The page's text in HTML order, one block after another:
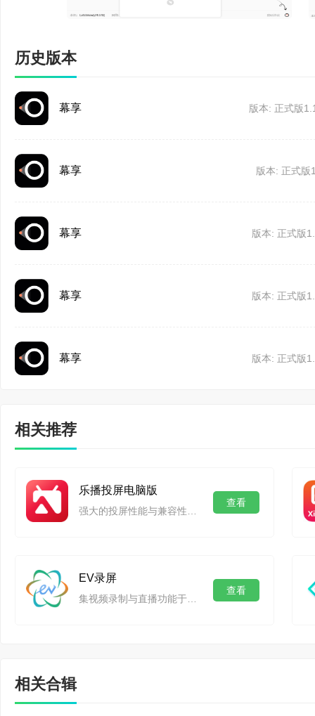
历史版本
幕享 版本: 正式版
幕享 版本: 正式版
幕享 版本: 正式版
幕享 版本: 正式版
幕享 版本: 正式版
相关推荐
乐播投屏电脑版
查看
EV录屏
查看
相关合辑